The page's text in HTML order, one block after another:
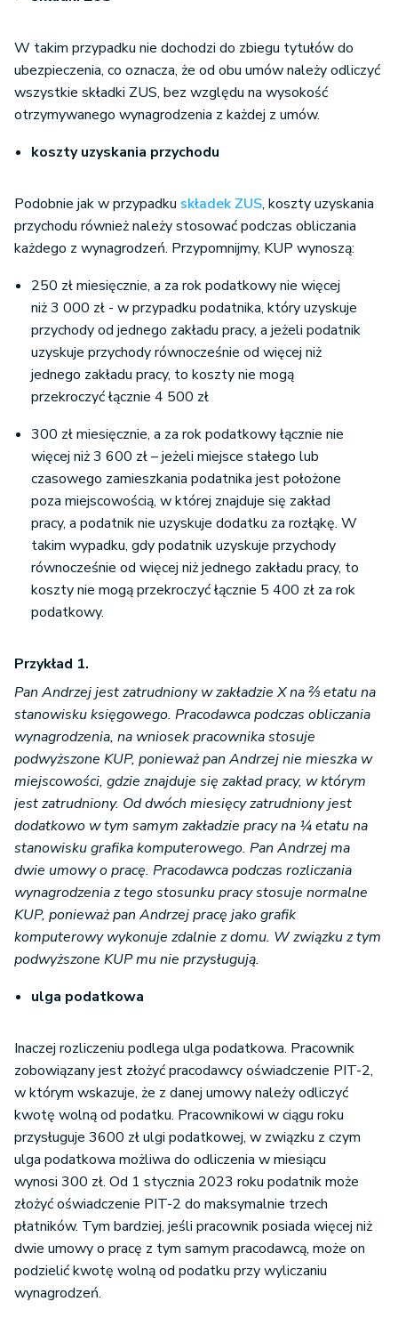
W takim przypadku nie dochodzi do zbiegu tytułów do
ubezpieczenia, co oznacza, że od obu umów należy odliczyć
wszystkie składki ZUS, bez względu na wysokość
otrzymywanego wynagrodzenia z każdej z umów.
koszty uzyskania przychodu
Podobnie jak w przypadku składek ZUS, koszty uzyskania
przychodu również należy stosować podczas obliczania
każdego z wynagrodzeń. Przypomnijmy, KUP wynoszą:
250 zł miesięcznie, a za rok podatkowy nie więcej
niż 3 000 zł - w przypadku podatnika, który uzyskuje
przychody od jednego zakładu pracy, a jeżeli podatnik
uzyskuje przychody równocześnie od więcej niż
jednego zakładu pracy, to koszty nie mogą
przekroczyć łącznie 4 500 zł
300 zł miesięcznie, a za rok podatkowy łącznie nie
więcej niż 3 600 zł – jeżeli miejsce stałego lub
czasowego zamieszkania podatnika jest położone
poza miejscowością, w której znajduje się zakład
pracy, a podatnik nie uzyskuje dodatku za rozłąkę. W
takim wypadku, gdy podatnik uzyskuje przychody
równocześnie od więcej niż jednego zakładu pracy, to
koszty nie mogą przekroczyć łącznie 5 400 zł za rok
podatkowy.
Przykład 1.
Pan Andrzej jest zatrudniony w zakładzie X na ⅔ etatu na
stanowisku księgowego. Pracodawca podczas obliczania
wynagrodzenia, na wniosek pracownika stosuje
podwyższone KUP, ponieważ pan Andrzej nie mieszka w
miejscowości, gdzie znajduje się zakład pracy, w którym
jest zatrudniony. Od dwóch miesięcy zatrudniony jest
dodatkowo w tym samym zakładzie pracy na ¼ etatu na
stanowisku grafika komputerowego. Pan Andrzej ma
dwie umowy o pracę. Pracodawca podczas rozliczania
wynagrodzenia z tego stosunku pracy stosuje normalne
KUP, ponieważ pan Andrzej pracę jako grafik
komputerowy wykonuje zdalnie z domu. W związku z tym
podwyższone KUP mu nie przysługują.
ulga podatkowa
Inaczej rozliczeniu podlega ulga podatkowa. Pracownik
zobowiązany jest złożyć pracodawcy oświadczenie PIT-2,
w którym wskazuje, że z danej umowy należy odliczyć
kwotę wolną od podatku. Pracownikowi w ciągu roku
przysługuje 3600 zł ulgi podatkowej, w związku z czym
ulga podatkowa możliwa do odliczenia w miesiącu
wynosi 300 zł. Od 1 stycznia 2023 roku podatnik może
złożyć oświadczenie PIT-2 do maksymalnie trzech
płatników. Tym bardziej, jeśli pracownik posiada więcej niż
dwie umowy o pracę z tym samym pracodawcą, może on
podzielić kwotę wolną od podatku przy wyliczaniu
wynagrodzeń.